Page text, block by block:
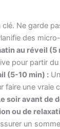
clé. Ne garde
des
au réveil (5
pour partir
(5-10 min) :
faire une vraie
soir avant de
ou de
un